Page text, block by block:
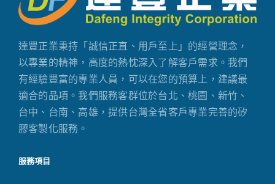
達豐正業秉持「誠信正直、用戶至上」的經營理念，
以專業的精神，高度的熱忱深入了解客戶需求。我們
有經驗豐富的專業人員，可以在您的預算上，建議最
適合的品項。我們服務客群位於台北、桃園、新竹、
台中、台南、高雄，提供台灣全省客戶專業完善的矽
膠客製化服務。
服務項目